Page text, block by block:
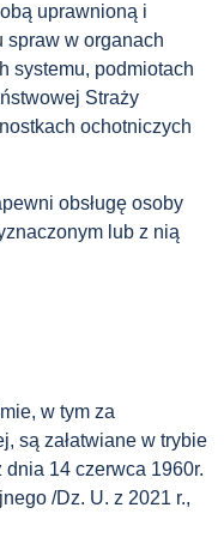
uprawnioną i
spraw w organach
systemu, podmiotach
Straży
ochotniczych
obsługę osoby
lub z nią
w tym za
są załatwiane w trybie
14 czerwca 1960r.
/Dz. U. z 2021 r.,